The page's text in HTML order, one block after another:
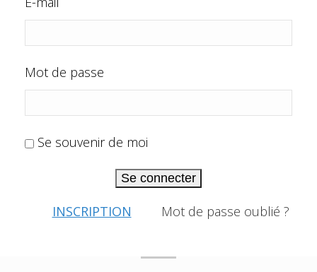
Mot de passe
Se souvenir de moi
Se connecter
INSCRIPTION Mot de passe oublié ?